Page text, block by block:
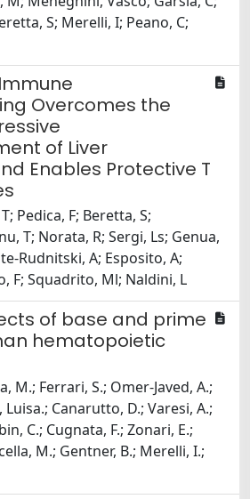
S; Merelli, I; Peano, C;
Overcomes the
of Liver
Enables Protective T
Pedica, F; Beretta, S;
T; Norata, R; Sergi, Ls; Genua,
Rudnitski, A; Esposito, A;
F; Squadrito, Ml; Naldini, L
of base and prime
hematopoietic
M.; Ferrari, S.; Omer-Javed, A.;
Canarutto, D.; Varesi, A.;
C.; Cugnata, F.; Zonari, E.;
M.; Gentner, B.; Merelli, I.;